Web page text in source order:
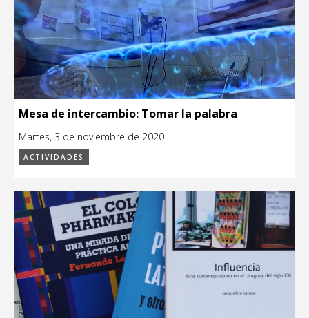
Mesa de intercambio: Tomar la palabra
Martes, 3 de noviembre de 2020.
ACTIVIDADES